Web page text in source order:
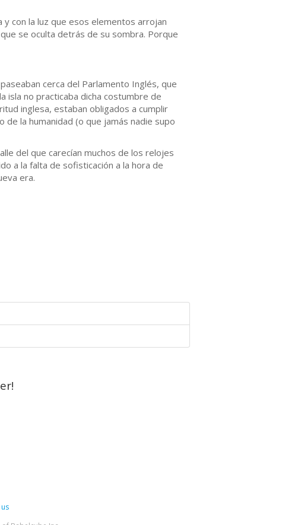
y con la luz que esos elementos arrojan
se oculta detrás de su sombra. Porque
cerca del Parlamento Inglés, que
isla no practicaba dicha costumbre de
inglesa, estaban obligados a cumplir
la humanidad (o que jamás nadie supo
del que carecían muchos de los relojes
a la falta de sofisticación a la hora de
era.